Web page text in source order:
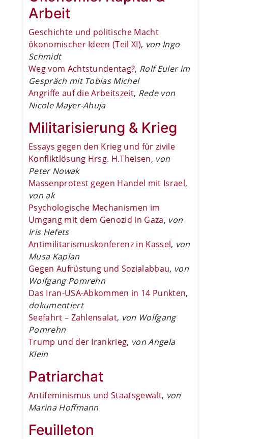
Arbeit
Geschichte und politische Macht
ökonomischer Ideen (Teil XI), von Ingo
Schmidt
Weg vom Achtstundentag?, Rolf Euler im
Gespräch mit Tobias Michel
Angriffe auf die Arbeitszeit, Rede von
Nicole Mayer-Ahuja
Militarisierung & Krieg
Essays gegen den Krieg und für zivile
Konfliktlösung Hrsg. H.Theisen, von
Peter Nowak
Massenprotest gegen Handel mit Israel,
von ak
Psychologische Mechanismen im
Umgang mit dem Genozid in Gaza, von
Iris Hefets
Antimilitarismuskonferenz in Kassel, von
Musa Kaplan
Gegen Aufrüstung und Sozialabbau, von
Wolfgang Pomrehn
Das Iran-USA-Abkommen in 14 Punkten,
dokumentiert
Seefahrt – Zahlensalat, von Wolfgang
Pomrehn
Trump und der Irankrieg, von Angela
Klein
Patriarchat
Antifeminismus und Staatsgewalt, von
Marina Hoffmann
Feuilleton